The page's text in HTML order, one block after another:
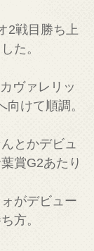
2戦目勝ち上
た。
ヴァレリッ
けて順調。
とかデビュ
賞G2あたり
がデビュー
方。